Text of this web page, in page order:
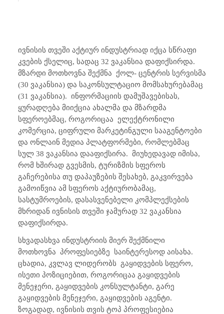
ივნისის თვეში აქტიურ ინდუსტრიად იქცა სწრაფი
კვების ქსელიც, სადაც 32 ვაკანსია დაფიქსირდა.
მზარდი მოთხოვნა შექმნა ქოლ- ცენტრის სერვისმა
(30 ვაკანსია) და საკონსულტაციო მომსახურებამაც
(31 ვაკანსია). ინფორმაციის დამუშავებისას,
ყურადღება მიიქცია ახალმა და მზარდმა
სფეროებმაც, როგორიცაა ელექტრონილი
კომერცია, ციფრული მარკეტინგული სააგენტოები
და ონლაინ მედია პლატფორმები, რომლებმაც
სულ 38 ვაკანსია დააფიქსირა. მიუხედავად იმისა,
რომ ხშირად გვესმის, ტურიზმის სფეროს
გაჩერებისა თუ დაპაუზების შესახებ, გაკვირვება
გამოიწვია ამ სფეროს აქტიურობამაც,
სასტუმროების, დასასვენებელი კომპლექსების
მხრიდან ივნისის თვეში ჯამურად 32 ვაკანსია
დაფიქსირდა.
სხვადასხვა ინდუსტრიის მიერ შექმნილი
მოთხოვნა პროფესიებზე საინტერესოდ აისახა.
ცხადია, კვლავ ლიდერობს გაყიდვების სფერო,
ისეთი პოზიციებით, როგორიცაა გაყიდვების
მენეჯერი, გაყიდვების კონსულტანტი, გარე
გაყიდვების მენეჯერი, გაყიდვების აგენტი.
ზოგადად, ივნისის თვის ტოპ პროფესიებია